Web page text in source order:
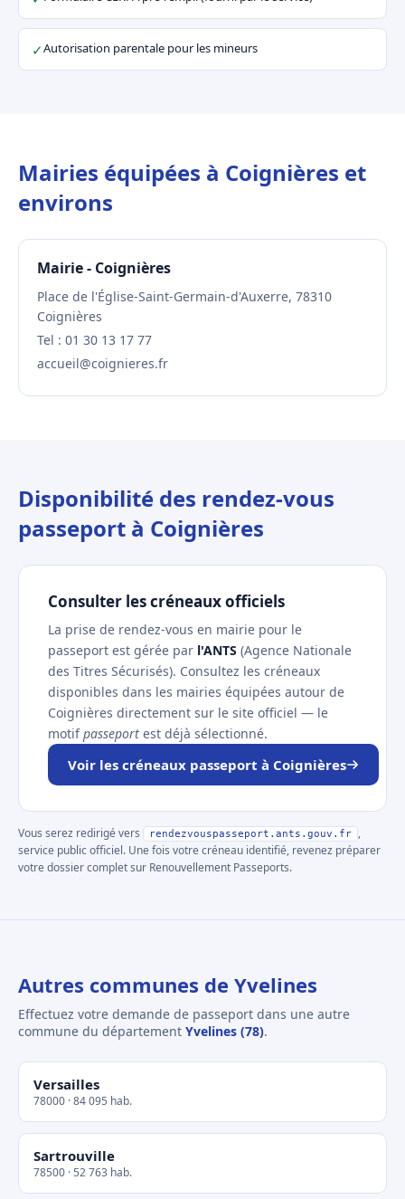
✓Autorisation parentale pour les mineurs
Mairies équipées à Coignières et
environs
Mairie - Coignières
Place de l'Église-Saint-Germain-d'Auxerre, 78310
Coignières
Tel : 01 30 13 17 77
accueil@coignieres.fr
Disponibilité des rendez-vous
passeport à Coignières
Consulter les créneaux officiels
La prise de rendez-vous en mairie pour le
passeport est gérée par l'ANTS (Agence Nationale
des Titres Sécurisés). Consultez les créneaux
disponibles dans les mairies équipées autour de
Coignières directement sur le site officiel — le
motifpasseport est déjà sélectionné.
Voir les créneaux passeport à Coignières
Vous serez redirigé vers rendezvouspasseport.ants.gouv.fr
,
service public officiel. Une fois votre créneau identifié, revenez préparer
votre dossier complet sur Renouvellement Passeports.
Autres communes de Yvelines
Effectuez votre demande de passeport dans une autre
commune du département Yvelines (78).
Versailles
78000 · 84 095 hab.
Sartrouville
78500 · 52 763 hab.